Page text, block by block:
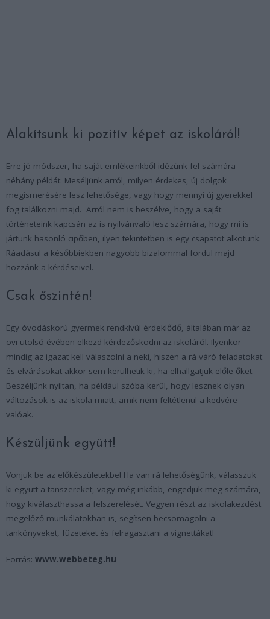
Alakítsunk ki pozitív képet az iskoláról!
Erre jó módszer, ha saját emlékeinkből idézünk fel számára
néhány példát. Meséljünk arról, milyen érdekes, új dolgok
megismerésére lesz lehetősége, vagy hogy mennyi új gyerekkel
fog találkozni majd. Arról nem is beszélve, hogy a saját
történeteink kapcsán az is nyilvánvaló lesz számára, hogy mi is
jártunk hasonló cipőben, ilyen tekintetben is egy csapatot alkotunk.
Ráadásul a későbbiekben nagyobb bizalommal fordul majd
hozzánk a kérdéseivel.
Csak őszintén!
Egy óvodáskorú gyermek rendkívül érdeklődő, általában már az
ovi utolsó évében elkezd kérdezősködni az iskoláról. Ilyenkor
mindig az igazat kell válaszolni a neki, hiszen a rá váró feladatokat
és elvárásokat akkor sem kerülhetik ki, ha elhallgatjuk előle őket.
Beszéljünk nyíltan, ha például szóba kerül, hogy lesznek olyan
változások is az iskola miatt, amik nem feltétlenül a kedvére
valóak.
Készüljünk együtt!
Vonjuk be az előkészületekbe! Ha van rá lehetőségünk, válasszuk
ki együtt a tanszereket, vagy még inkább, engedjük meg számára,
hogy kiválaszthassa a felszerelését. Vegyen részt az iskolakezdést
megelőző munkálatokban is, segítsen becsomagolni a
tankönyveket, füzeteket és felragasztani a vignettákat!
Forrás: www.webbeteg.hu